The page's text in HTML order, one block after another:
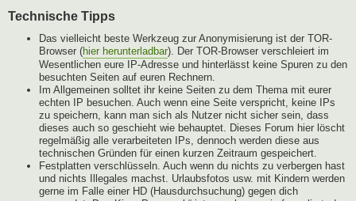
Technische Tipps
Das vielleicht beste Werkzeug zur Anonymisierung ist der TOR-
Browser (hier herunterladbar). Der TOR-Browser verschleiert im
Wesentlichen eure IP-Adresse und hinterlässt keine Spuren zu den
besuchten Seiten auf euren Rechnern.
Im Allgemeinen solltet ihr keine Seiten zu dem Thema mit eurer
echten IP besuchen. Auch wenn eine Seite verspricht, keine IPs
zu speichern, kann man sich als Nutzer nicht sicher sein, dass
dieses auch so geschieht wie behauptet. Dieses Forum hier löscht
regelmäßig alle verarbeiteten IPs, dennoch werden diese aus
technischen Gründen für einen kurzen Zeitraum gespeichert.
Festplatten verschlüsseln. Auch wenn du nichts zu verbergen hast
und nichts Illegales machst. Urlaubsfotos usw. mit Kindern werden
gerne im Falle einer HD (Hausdurchsuchung) gegen dich